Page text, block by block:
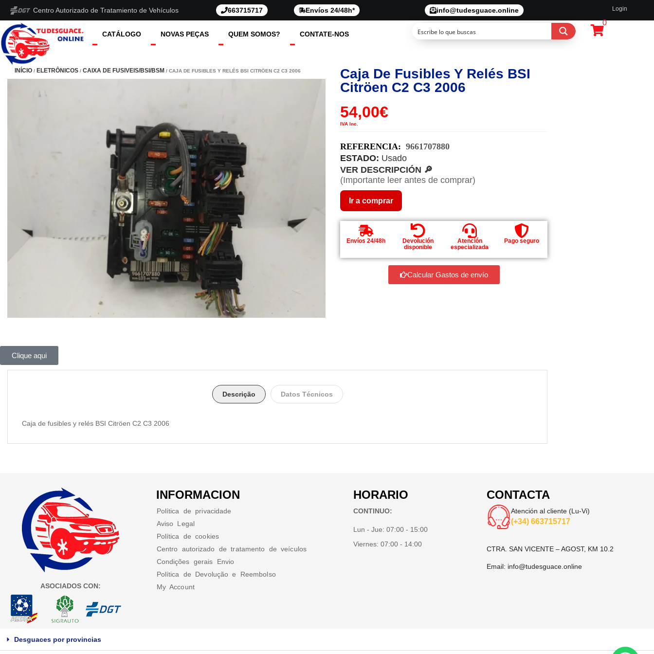
Centro Autorizado de Tratamiento de Vehículos 663715717 Envíos 24/48h* info@tudesguace.online Login
CATÁLOGO NOVAS PEÇAS QUEM SOMOS? CONTATE-NOS
0
INÍCIO / ELETRÔNICOS / CAIXA DE FUSIVEIS/BSI/BSM / CAJA DE FUSIBLES Y RELÉS BSI CITRÖEN C2 C3 2006
Caja De Fusibles Y Relés BSI
Citröen C2 C3 2006
54,00€
IVA Inc.
REFERENCIA: 9661707880
ESTADO: Usado
VER DESCRIPCIÓN 🔎
(Importante leer antes de comprar)
Ir a comprar
Envíos 24/48h
Devolución
disponible
Atención
especializada
Pago seguro
Calcular Gastos de envío
Clique aqui
Descrição Datos Técnicos
Caja de fusibles y relés BSI Citröen C2 C3 2006
ASOCIADOS CON:
INFORMACION
Política de privacidade
Aviso Legal
Política de cookies
Centro autorizado de tratamento de veículos
Condições gerais Envio
Política de Devolução e Reembolso
My Account
HORARIO
CONTINUO:
Lun - Jue:07:00 - 15:00
Viernes:07:00 - 14:00
CONTACTA
Atención al cliente (Lu-Vi)
(+34) 663715717
CTRA. SAN VICENTE – AGOST, KM 10.2
Email: info@tudesguace.online
Desguaces por provincias